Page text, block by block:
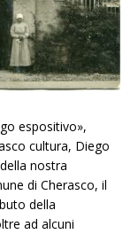
espositivo»,
cultura, Diego
nostra
di Cherasco, il
della
ad alcuni